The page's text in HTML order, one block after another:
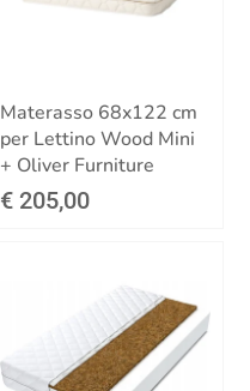
Materasso 68x122 cm
per Lettino Wood Mini
+ Oliver Furniture
€ 205,00